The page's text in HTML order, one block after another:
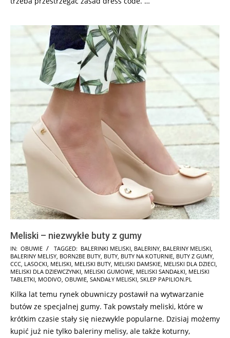
Meliski – niezwykłe buty z gumy
2025-
01-
27
IN: OBUWIE TAGGED: BALERINKI MELISKI, BALERINY, BALERINY MELISKI,
BALERINY MELISY, BORN2BE BUTY, BUTY, BUTY NA KOTURNIE, BUTY Z GUMY,
CCC, LASOCKI, MELISKI, MELISKI BUTY, MELISKI DAMSKIE, MELISKI DLA DZIECI,
MELISKI DLA DZIEWCZYNKI, MELISKI GUMOWE, MELISKI SANDAŁKI, MELISKI
TABLETKI, MODIVO, OBUWIE, SANDAŁY MELISKI, SKLEP PAPILION.PL
Kilka lat temu rynek obuwniczy postawił na wytwarzanie
butów ze specjalnej gumy. Tak powstały meliski, które w
krótkim czasie stały się niezwykle popularne. Dzisiaj możemy
kupić już nie tylko baleriny melisy, ale także koturny,